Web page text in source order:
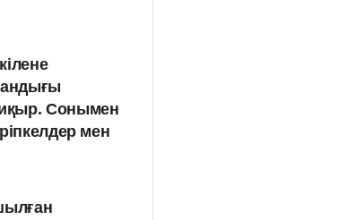
Сонымен
мен